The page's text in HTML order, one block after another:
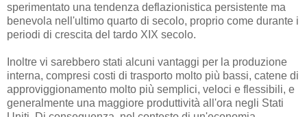
sperimentato una tendenza deflazionistica persistente ma
benevola nell'ultimo quarto di secolo, proprio come durante i
periodi di crescita del tardo XIX secolo.
Inoltre vi sarebbero stati alcuni vantaggi per la produzione
interna, compresi costi di trasporto molto più bassi, catene di
approviggionamento molto più semplici, veloci e flessibili, e
generalmente una maggiore produttività all'ora negli Stati